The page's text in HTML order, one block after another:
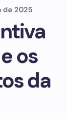
de 2025
os
da